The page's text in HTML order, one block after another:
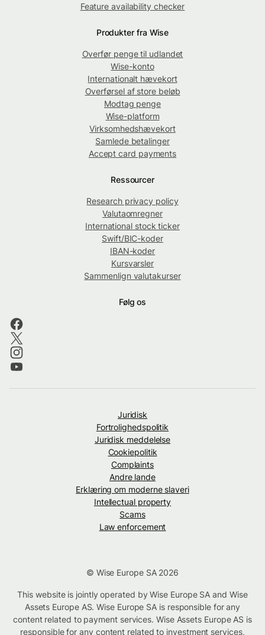
Feature availability checker
Produkter fra Wise
Overfør penge til udlandet
Wise-konto
Internationalt hævekort
Overførsel af store beløb
Modtag penge
Wise-platform
Virksomhedshævekort
Samlede betalinger
Accept card payments
Ressourcer
Research privacy policy
Valutaomregner
International stock ticker
Swift/BIC-koder
IBAN-koder
Kursvarsler
Sammenlign valutakurser
Følg os
Juridisk
Fortrolighedspolitik
Juridisk meddelelse
Cookiepolitik
Complaints
Andre lande
Erklæring om moderne slaveri
Intellectual property
Scams
Law enforcement
© Wise Europe SA 2026
This website is jointly operated by Wise Europe SA and Wise
Assets Europe AS. Wise Europe SA is responsible for any
content related to payment services. Wise Assets Europe AS is
responsible for any content related to investment services,